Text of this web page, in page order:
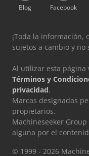
Blog Facebook
¡Toda la información,
sujetos a cambio y no
Al utilizar esta página
Términos y
privacidad.
Marcas designadas
propietarios.
Machineseeker
alguna por el
© 1999 - 2026